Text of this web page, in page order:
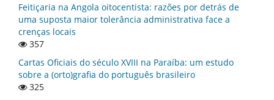
Feitiçaria na Angola oitocentista: razões por detrás de
uma suposta maior tolerância administrativa face a
crenças locais
357
Cartas Oficiais do século XVIII na Paraí­ba: um estudo
sobre a (orto)grafia do português brasileiro
325